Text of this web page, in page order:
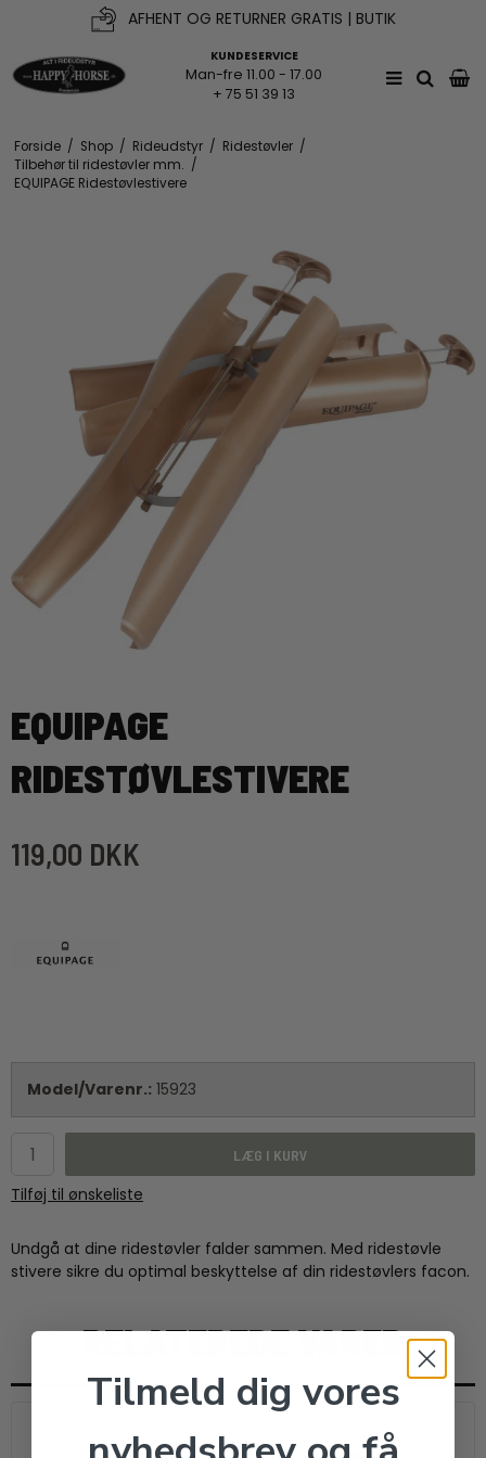
AFHENT OG RETURNER GRATIS | BUTIK
KUNDESERVICE
Man-fre 11.00 - 17.00
+ 75 51 39 13
Forside / Shop / Rideudstyr / Ridestøvler /
Tilbehør til ridestøvler mm. /
EQUIPAGE Ridestøvlestivere
EQUIPAGE
RIDESTØVLESTIVERE
119,00 DKK
Model/Varenr.: 15923
LÆG I KURV
Tilføj til ønskeliste
Undgå at dine ridestøvler falder sammen. Med ridestøvle
stivere sikre du optimal beskyttelse af din ridestøvlers facon.
RELATEREDE VARER
Tilmeld dig vores